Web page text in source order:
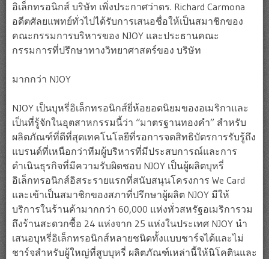
อิเล็กทรอนิกส์ บริษัท เพิ่งประกาศว่าดร. Richard Carmona
อดีตศัลยแพทย์ทั่วไปได้รับการเสนอชื่อให้เป็นสมาชิกของ
คณะกรรมการบริหารของ NJOY และประธานคณะ
กรรมการที่ปรึกษาทางวิทยาศาสตร์ของ บริษัท
มากกว่า NJOY
NJOY เป็นบุหรี่อิเล็กทรอนิกส์ยี่ห้อยอดนิยมของอเมริกาและ
เป็นที่รู้จักในอุตสาหกรรมนี้ว่า “มาตรฐานทองคำ” สำหรับ
ผลิตภัณฑ์ที่ดีที่สุดเทคโนโลยีที่รอการจดสิทธิบัตรการรับรู้ถึง
แบรนด์ที่เหนือกว่าทีมผู้บริหารที่มีประสบการณ์และการ
ดำเนินธุรกิจที่มีความรับผิดชอบ NJOY เป็นผู้ผลิตบุหรี่
อิเล็กทรอนิกส์อิสระรายแรกที่สนับสนุนโครงการ We Card
และเข้าเป็นสมาชิกของสภาที่ปรึกษาผู้ผลิต NJOY มีให้
บริการในร้านค้ามากกว่า 60,000 แห่งทั่วสหรัฐอเมริการวม
ถึงร้านสะดวกซื้อ 24 แห่งจาก 25 แห่งในประเทศ NJOY นำ
เสนอบุหรี่อิเล็กทรอนิกส์หลายชนิดทั้งแบบชาร์จได้และไม่
ชาร์จสำหรับผู้ใหญ่ที่สูบบุหรี่ ผลิตภัณฑ์เหล่านี้ให้นิโคตินและ